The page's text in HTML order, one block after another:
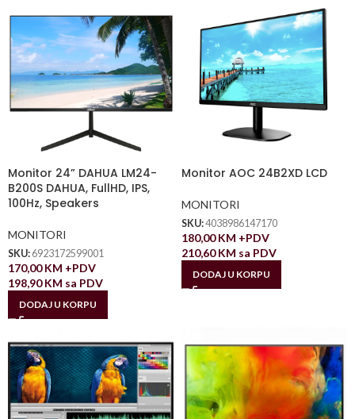
Monitor 24” DAHUA LM24-
B200S DAHUA, FullHD, IPS,
100Hz, Speakers
MONITORI
SKU: 6923172599001
170,00KM +PDV
198,90KM sa PDV
DODAJ U KORPU
Monitor AOC 24B2XD LCD
MONITORI
SKU:4038986147170
180,00KM +PDV
210,60KM sa PDV
DODAJ U KORPU